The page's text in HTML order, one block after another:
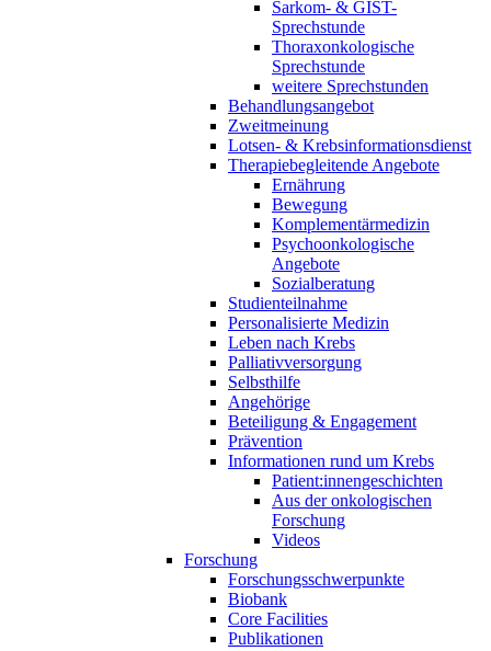
Sarkom- & GIST-
Sprechstunde
Thoraxonkologische
Sprechstunde
weitere Sprechstunden
Behandlungsangebot
Zweitmeinung
Lotsen- & Krebsinformationsdienst
Therapiebegleitende Angebote
Ernährung
Bewegung
Komplementärmedizin
Psychoonkologische
Angebote
Sozialberatung
Studienteilnahme
Personalisierte Medizin
Leben nach Krebs
Palliativversorgung
Selbsthilfe
Angehörige
Beteiligung & Engagement
Prävention
Informationen rund um Krebs
Patient:innengeschichten
Aus der onkologischen
Forschung
Videos
Forschung
Forschungsschwerpunkte
Biobank
Core Facilities
Publikationen